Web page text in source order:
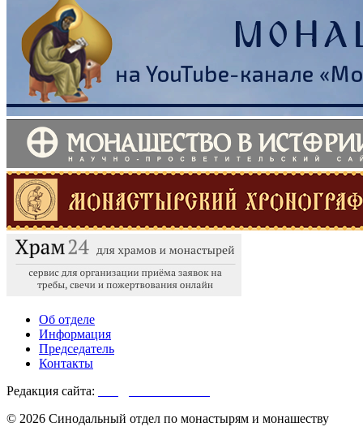
Об отделе
Информация
Председатель
Контакты
Редакция сайта:
© 2026 Синодальный отдел по монастырям и монашеству